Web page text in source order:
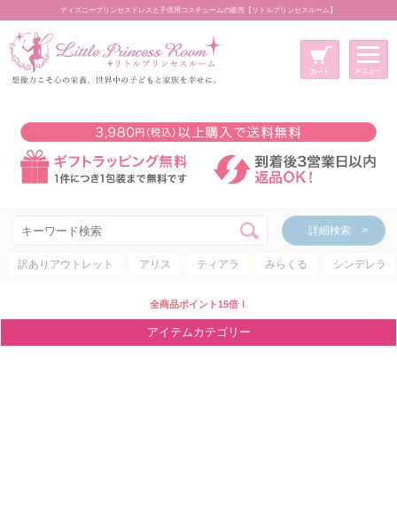
ディズニープリンセスドレスと子供用コスチュームの販売【リトルプリンセスルーム】
詳細検索 >
訳ありアウトレット アリス ティアラ みらくる シンデレラ
全商品ポイント15倍！
アイテムカテゴリー
新規会員登録
マイページ
カート
詳細検索 >
アイテムカテゴリー
ディズニープリンセス
ディズニキャラクター